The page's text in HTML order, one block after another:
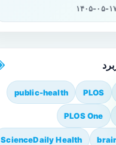
۰۵-۱۷
PLOS
public-health
PLOS One
ScienceDaily Health